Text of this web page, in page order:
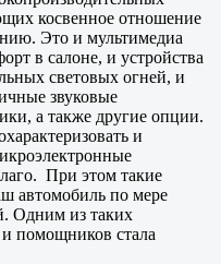
косвенное отношение
Это и мультимедиа
в салоне, и устройства
световых огней, и
звуковые
а также другие опции.
и
При этом такие
автомобиль по мере
Одним из таких
помощников стала